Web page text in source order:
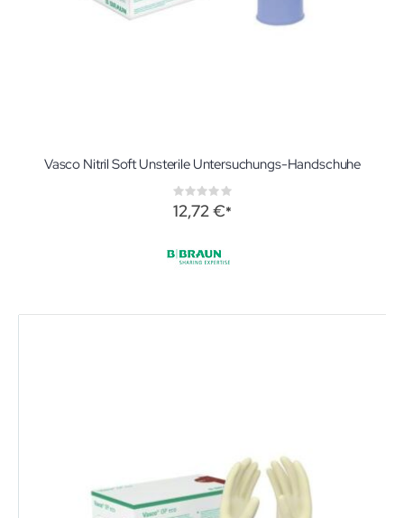
Vasco Nitril Soft Unsterile Untersuchungs-Handschuhe
Rating:
0%
12,72 €